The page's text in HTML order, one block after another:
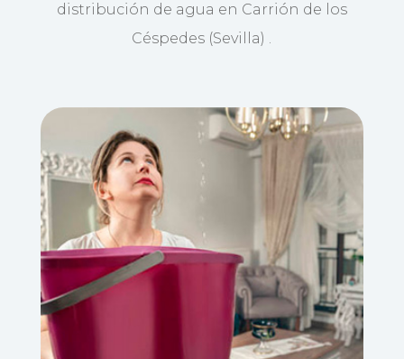
distribución de agua en Carrión de los
Céspedes (Sevilla) .